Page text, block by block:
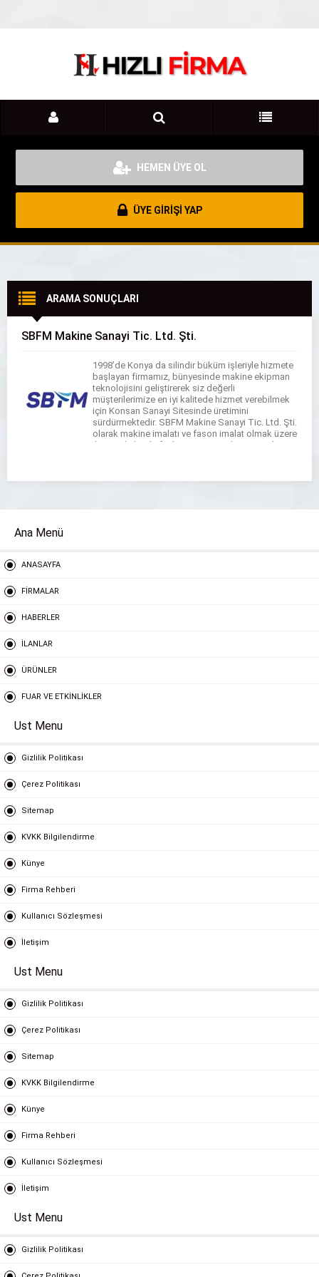
HEMEN ÜYE OL
ÜYE GİRİŞİ YAP
ARAMA SONUÇLARI
SBFM Makine Sanayi Tic. Ltd. Şti.
1998’de Konya da silindir büküm işleriyle hizmete
başlayan firmamız, bünyesinde makine ekipman
teknolojisini geliştirerek siz değerli
müşterilerimize en iyi kalitede hizmet verebilmek
için Konsan Sanayi Sitesinde üretimini
sürdürmektedir. SBFM Makine Sanayi Tic. Ltd. Şti.
olarak makine imalatı ve fason imalat olmak üzere
iki temel alanda faaliyet göstermekteyiz. Makine
Ana Menü
ANASAYFA
FİRMALAR
HABERLER
İLANLAR
ÜRÜNLER
FUAR VE ETKİNLİKLER
Ust Menu
Gizlilik Politikası
Çerez Politikası
Sitemap
KVKK Bilgilendirme
Künye
Firma Rehberi
Kullanıcı Sözleşmesi
İletişim
Ust Menu
Gizlilik Politikası
Çerez Politikası
Sitemap
KVKK Bilgilendirme
Künye
Firma Rehberi
Kullanıcı Sözleşmesi
İletişim
Ust Menu
Gizlilik Politikası